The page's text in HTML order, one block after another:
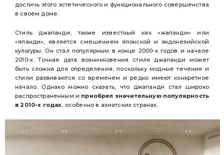
достичь этого эстетического и функционального совершенства
в своем доме.
Стиль джапанди, также известный как «жапанди» или
«япанди», является смешением японской и эндонезийской
культуры. Он стал популярным в конце 2000-х годов и начале
2010-х. Точная дата возникновения стиля джапанди может
быть сложна для определения, поскольку модные течения и
стили развиваются со временем и редко имеют конкретное
начало. Однако можно сказать, что джапанди стал широко
распространенным и приобрел значительную популярность
в 2010-х годах, особенно в азиатских странах.